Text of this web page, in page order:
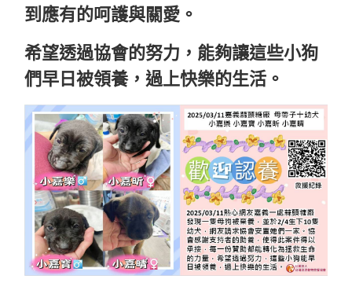
到應有的呵護與關愛。
希望透過協會的努力，能夠讓這些小狗
們早日被領養，過上快樂的生活。